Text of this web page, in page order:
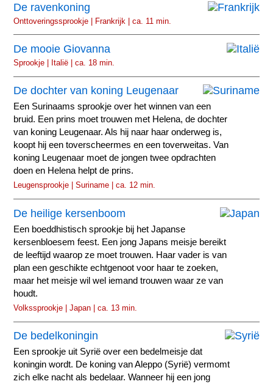
De ravenkoning
Onttoveringssprookje | Frankrijk | ca. 11 min.
De mooie Giovanna
Sprookje | Italië | ca. 18 min.
De dochter van koning Leugenaar
Een Surinaams sprookje over het winnen van een
bruid. Een prins moet trouwen met Helena, de dochter
van koning Leugenaar. Als hij naar haar onderweg is,
koopt hij een toverscheermes en een toverweitas. Van
koning Leugenaar moet de jongen twee opdrachten
doen en Helena helpt de prins.
Leugensprookje | Suriname | ca. 12 min.
De heilige kersenboom
Een boeddhistisch sprookje bij het Japanse
kersenbloesem feest. Een jong Japans meisje bereikt
de leeftijd waarop ze moet trouwen. Haar vader is van
plan een geschikte echtgenoot voor haar te zoeken,
maar het meisje wil wel iemand trouwen waar ze van
houdt.
Volkssprookje | Japan | ca. 13 min.
De bedelkoningin
Een sprookje uit Syrië over een bedelmeisje dat
koningin wordt. De koning van Aleppo (Syrië) vermomt
zich elke nacht als bedelaar. Wanneer hij een jong